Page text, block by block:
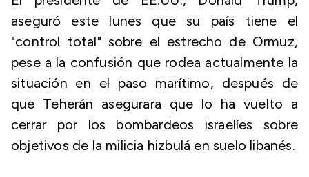
aseguró este lunes que su país tiene el
"control total" sobre el estrecho de Ormuz,
pese a la confusión que rodea actualmente la
situación en el paso marítimo, después de
que Teherán asegurara que lo ha vuelto a
cerrar por los bombardeos israelíes sobre
objetivos de la milicia hizbulá en suelo libanés.